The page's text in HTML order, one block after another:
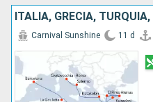
Carnival Sunshine 11 d